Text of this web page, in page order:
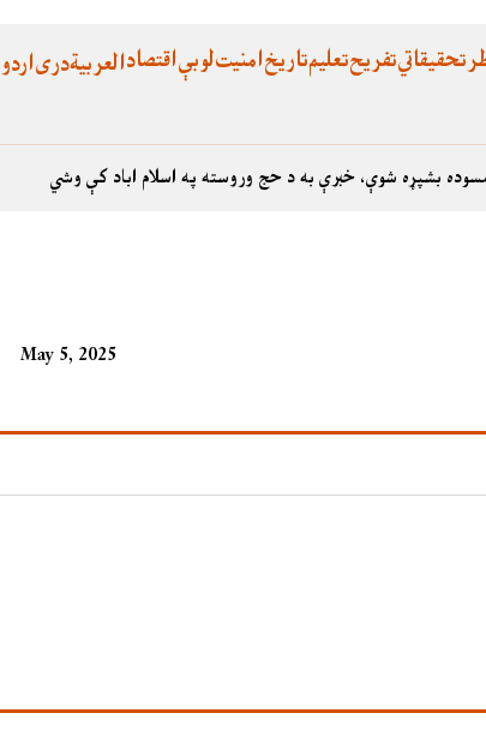
اقتصادلوبېامنیتتاریختعلیمتفریحتحقیقاتي اردودریالعربية
بشپړه شوې، خبرې به د حج وروسته په اسلام اباد کې وشي
May 5, 2025